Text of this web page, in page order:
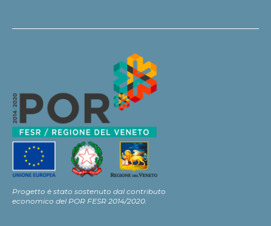
Progetto è stato sostenuto dal contributo
economico del POR FESR 2014/2020.